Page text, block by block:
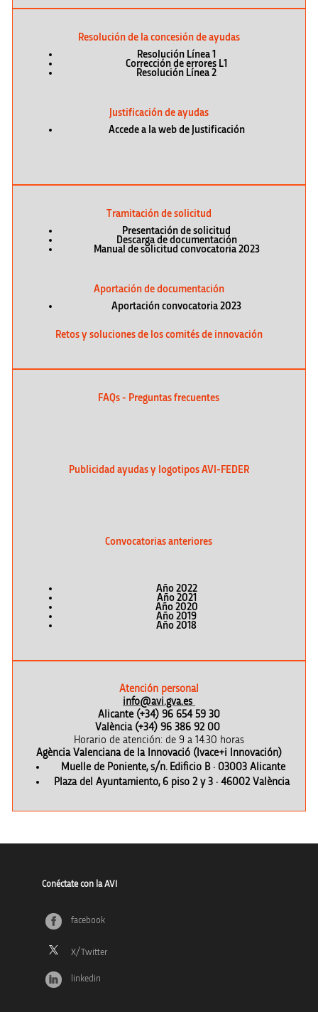
Resolución de la concesión de ayudas
Resolución Línea 1
Corrección de errores L1
Resolución Línea 2
Justificación de ayudas
Accede a la web de Justificación
Tramitación de solicitud
Presentación de solicitud
Descarga de documentación
Manual de solicitud convocatoria 2023
Aportación de documentación
Aportación convocatoria 2023
Retos y soluciones de los comités de innovación
FAQs - Preguntas frecuentes
Publicidad ayudas y logotipos AVI-FEDER
Convocatorias anteriores
Año 2022
Año 2021
Año 2020
Año 2019
Año 2018
Atención personal
info@avi.gva.es
Alicante (+34) 96 654 59 30
València (+34) 96 386 92 00
Horario de atención: de 9 a 14.30 horas
Agència Valenciana de la Innovació (Ivace+i Innovación)
Muelle de Poniente, s/n. Edificio B · 03003 Alicante
Plaza del Ayuntamiento, 6 piso 2 y 3 · 46002 València
Conéctate con la AVI
facebook
linkedin